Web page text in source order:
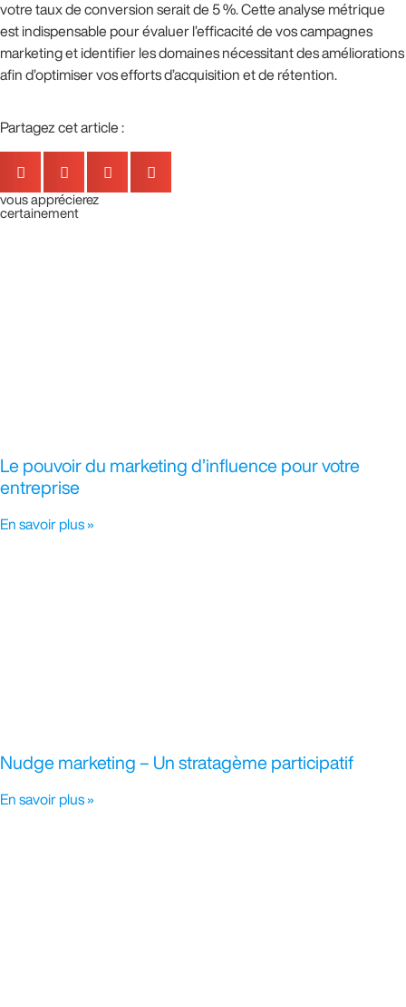
votre taux de conversion serait de 5 %. Cette analyse métrique
est indispensable pour évaluer l’efficacité de vos campagnes
marketing et identifier les domaines nécessitant des améliorations
afin d’optimiser vos efforts d’acquisition et de rétention.
Partagez cet article :
vous apprécierez
certainement
Le pouvoir du marketing d’influence pour votre
entreprise
En savoir plus »
Nudge marketing – Un stratagème participatif
En savoir plus »